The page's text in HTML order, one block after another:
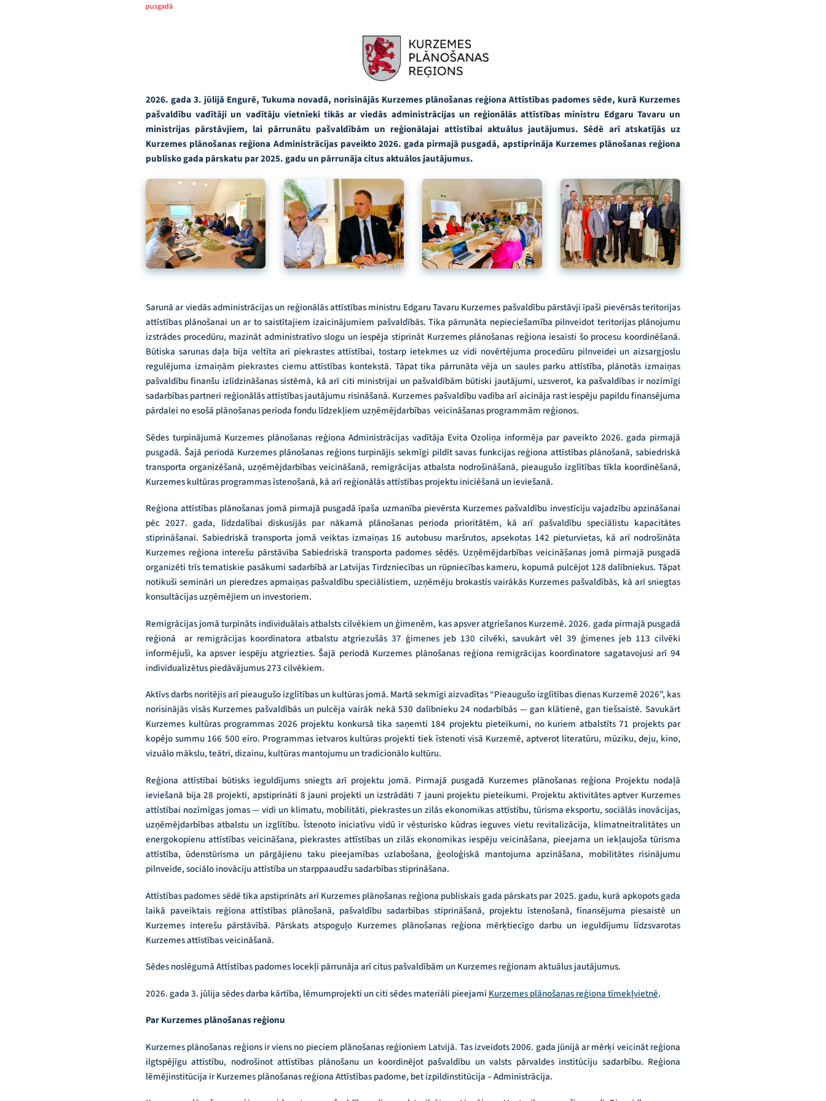
pusgadā
2026. gada 3. jūlijā Engurē, Tukuma novadā, norisinājās Kurzemes plānošanas reģiona Attīstības padomes sēde, kurā Kurzemes
pašvaldību vadītāji un vadītāju vietnieki tikās ar viedās administrācijas un reģionālās attīstības ministru Edgaru Tavaru un
ministrijas pārstāvjiem, lai pārrunātu pašvaldībām un reģionālajai attīstībai aktuālus jautājumus. Sēdē arī atskatījās uz
Kurzemes plānošanas reģiona Administrācijas paveikto 2026. gada pirmajā pusgadā, apstiprināja Kurzemes plānošanas reģiona
publisko gada pārskatu par 2025. gadu un pārrunāja citus aktuālos jautājumus.
Sarunā ar viedās administrācijas un reģionālās attīstības ministru Edgaru Tavaru Kurzemes pašvaldību pārstāvji īpaši pievērsās teritorijas
attīstības plānošanai un ar to saistītajiem izaicinājumiem pašvaldībās. Tika pārrunāta nepieciešamība pilnveidot teritorijas plānojumu
izstrādes procedūru, mazināt administratīvo slogu un iespēja stiprināt Kurzemes plānošanas reģiona iesaisti šo procesu koordinēšanā.
Būtiska sarunas daļa bija veltīta arī piekrastes attīstībai, tostarp ietekmes uz vidi novērtējuma procedūru pilnveidei un aizsargjoslu
regulējuma izmaiņām piekrastes ciemu attīstības kontekstā. Tāpat tika pārrunāta vēja un saules parku attīstība, plānotās izmaiņas
pašvaldību finanšu izlīdzināšanas sistēmā, kā arī citi ministrijai un pašvaldībām būtiski jautājumi, uzsverot, ka pašvaldības ir nozīmīgi
sadarbības partneri reģionālās attīstības jautājumu risināšanā. Kurzemes pašvaldību vadība arī aicināja rast iespēju papildu finansējuma
pārdalei no esošā plānošanas perioda fondu līdzekļiem uzņēmējdarbības veicināšanas programmām reģionos.
Sēdes turpinājumā Kurzemes plānošanas reģiona Administrācijas vadītāja Evita Ozoliņa informēja par paveikto 2026. gada pirmajā
pusgadā. Šajā periodā Kurzemes plānošanas reģions turpinājis sekmīgi pildīt savas funkcijas reģiona attīstības plānošanā, sabiedriskā
transporta organizēšanā, uzņēmējdarbības veicināšanā, remigrācijas atbalsta nodrošināšanā, pieaugušo izglītības tīkla koordinēšanā,
Kurzemes kultūras programmas īstenošanā, kā arī reģionālās attīstības projektu iniciēšanā un ieviešanā.
Reģiona attīstības plānošanas jomā pirmajā pusgadā īpaša uzmanība pievērsta Kurzemes pašvaldību investīciju vajadzību apzināšanai
pēc 2027. gada, līdzdalībai diskusijās par nākamā plānošanas perioda prioritātēm, kā arī pašvaldību speciālistu kapacitātes
stiprināšanai. Sabiedriskā transporta jomā veiktas izmaiņas 16 autobusu maršrutos, apsekotas 142 pieturvietas, kā arī nodrošināta
Kurzemes reģiona interešu pārstāvība Sabiedriskā transporta padomes sēdēs. Uzņēmējdarbības veicināšanas jomā pirmajā pusgadā
organizēti trīs tematiskie pasākumi sadarbībā ar Latvijas Tirdzniecības un rūpniecības kameru, kopumā pulcējot 128 dalībniekus. Tāpat
notikuši semināri un pieredzes apmaiņas pašvaldību speciālistiem, uzņēmēju brokastis vairākās Kurzemes pašvaldībās, kā arī sniegtas
konsultācijas uzņēmējiem un investoriem.
Remigrācijas jomā turpināts individuālais atbalsts cilvēkiem un ģimenēm, kas apsver atgriešanos Kurzemē. 2026. gada pirmajā pusgadā
reģionā ar remigrācijas koordinatora atbalstu atgriezušās 37 ģimenes jeb 130 cilvēki, savukārt vēl 39 ģimenes jeb 113 cilvēki
informējuši, ka apsver iespēju atgriezties. Šajā periodā Kurzemes plānošanas reģiona remigrācijas koordinatore sagatavojusi arī 94
individualizētus piedāvājumus 273 cilvēkiem.
Aktīvs darbs noritējis arī pieaugušo izglītības un kultūras jomā. Martā sekmīgi aizvadītas “Pieaugušo izglītības dienas Kurzemē 2026”, kas
norisinājās visās Kurzemes pašvaldībās un pulcēja vairāk nekā 530 dalībnieku 24 nodarbībās — gan klātienē, gan tiešsaistē. Savukārt
Kurzemes kultūras programmas 2026 projektu konkursā tika saņemti 184 projektu pieteikumi, no kuriem atbalstīts 71 projekts par
kopējo summu 166 500 eiro. Programmas ietvaros kultūras projekti tiek īstenoti visā Kurzemē, aptverot literatūru, mūziku, deju, kino,
vizuālo mākslu, teātri, dizainu, kultūras mantojumu un tradicionālo kultūru.
Reģiona attīstībai būtisks ieguldījums sniegts arī projektu jomā. Pirmajā pusgadā Kurzemes plānošanas reģiona Projektu nodaļā
ieviešanā bija 28 projekti, apstiprināti 8 jauni projekti un izstrādāti 7 jauni projektu pieteikumi. Projektu aktivitātes aptver Kurzemes
attīstībai nozīmīgas jomas — vidi un klimatu, mobilitāti, piekrastes un zilās ekonomikas attīstību, tūrisma eksportu, sociālās inovācijas,
uzņēmējdarbības atbalstu un izglītību. Īstenoto iniciatīvu vidū ir vēsturisko kūdras ieguves vietu revitalizācija, klimatneitralitātes un
energokopienu attīstības veicināšana, piekrastes attīstības un zilās ekonomikas iespēju veicināšana, pieejama un iekļaujoša tūrisma
attīstība, ūdenstūrisma un pārgājienu taku pieejamības uzlabošana, ģeoloģiskā mantojuma apzināšana, mobilitātes risinājumu
pilnveide, sociālo inovāciju attīstība un starppaaudžu sadarbības stiprināšana.
Attīstības padomes sēdē tika apstiprināts arī Kurzemes plānošanas reģiona publiskais gada pārskats par 2025. gadu, kurā apkopots gada
laikā paveiktais reģiona attīstības plānošanā, pašvaldību sadarbības stiprināšanā, projektu īstenošanā, finansējuma piesaistē un
Kurzemes interešu pārstāvībā. Pārskats atspoguļo Kurzemes plānošanas reģiona mērķtiecīgo darbu un ieguldījumu līdzsvarotas
Kurzemes attīstības veicināšanā.
Sēdes noslēgumā Attīstības padomes locekļi pārrunāja arī citus pašvaldībām un Kurzemes reģionam aktuālus jautājumus.
2026. gada 3. jūlija sēdes darba kārtība, lēmumprojekti un citi sēdes materiāli pieejami Kurzemes plānošanas reģiona tīmekļvietnē.
Par Kurzemes plānošanas reģionu
Kurzemes plānošanas reģions ir viens no pieciem plānošanas reģioniem Latvijā. Tas izveidots 2006. gada jūnijā ar mērķi veicināt reģiona
ilgtspējīgu attīstību, nodrošinot attīstības plānošanu un koordinējot pašvaldību un valsts pārvaldes institūciju sadarbību. Reģiona
lēmējinstitūcija ir Kurzemes plānošanas reģiona Attīstības padome, bet izpildinstitūcija – Administrācija.